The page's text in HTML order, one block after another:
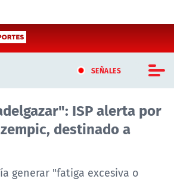
SEÑALES
CHILE
ISP alerta por
destinado a
generar "fatiga excesiva o